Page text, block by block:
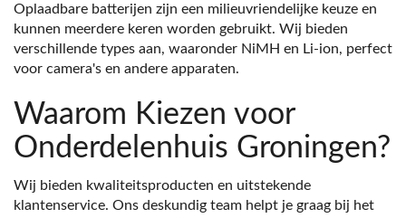
Oplaadbare batterijen zijn een milieuvriendelijke keuze en
kunnen meerdere keren worden gebruikt. Wij bieden
verschillende types aan, waaronder NiMH en Li-ion, perfect
voor camera's en andere apparaten.
Waarom Kiezen voor
Onderdelenhuis Groningen?
Wij bieden kwaliteitsproducten en uitstekende
klantenservice. Ons deskundig team helpt je graag bij het